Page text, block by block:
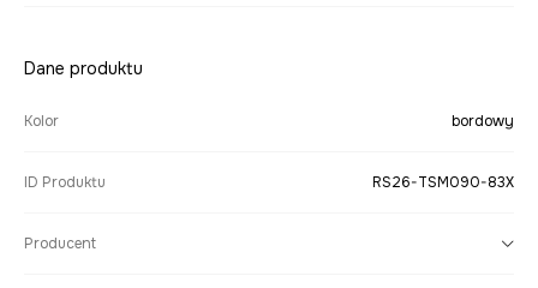
Dane produktu
Kolor bordowy
ID Produktu RS26-TSM090-83X
Producent